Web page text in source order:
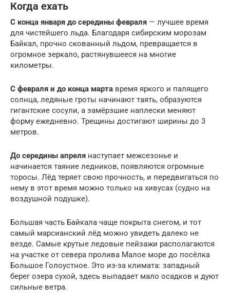
Когда ехать
С конца января до середины февраля — лучшее время
для чистейшего льда. Благодаря сибирским морозам
Байкал, прочно скованный льдом, превращается в
огромное зеркало, растянувшееся на многие
километры.
С февраля и до конца марта время яркого и палящего
солнца, ледяные гроты начинают таять, образуются
гигантские сосули, а замёрзшие наплески меняют
форму ежедневно. Трещины достигают ширины до 3
метров.
До середины апреля наступает межсезонье и
начинается таяние ледников, появляются огромные
торосы. Лёд теряет свою прочность, и передвигаться по
нему в этот время можно только на хивусах (судно на
воздушной подушке).
Большая часть Байкала чаще покрыта снегом, и тот
самый марсианский лёд можно увидеть далеко не
везде. Самые крутые ледовые пейзажи располагаются
на участке от севера пролива Малое море до посёлка
Большое Голоустное. Это из-за климата: западный
берег озера сухой, здесь выпадает мало осадков и дуют
сильные ветра.